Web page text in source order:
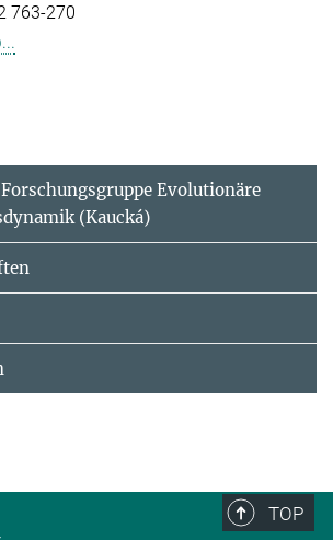
763-270
Evolutionäre
(Kaucká)
TOP